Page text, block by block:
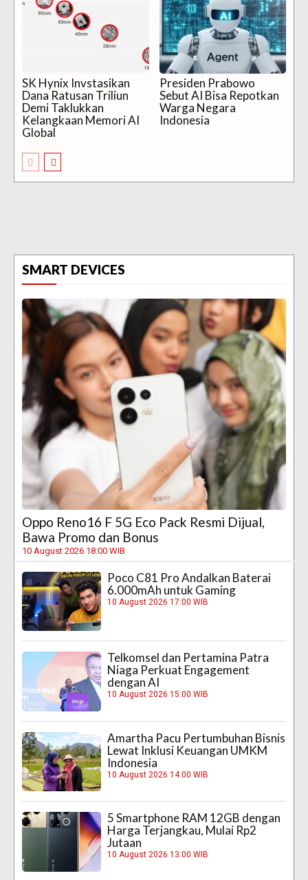
SK Hynix Invstasikan
Dana Ratusan Triliun
Demi Taklukkan
Kelangkaan Memori AI
Global
Presiden Prabowo
Sebut AI Bisa Repotkan
Warga Negara
Indonesia
SMART DEVICES
Oppo Reno16 F 5G Eco Pack Resmi Dijual,
Bawa Promo dan Bonus
10 August 2026 18:00 WIB
Poco C81 Pro Andalkan Baterai
6.000mAh untuk Gaming
10 August 2026 17:00 WIB
Telkomsel dan Pertamina Patra
Niaga Perkuat Engagement
dengan AI
10 August 2026 15:00 WIB
Amartha Pacu Pertumbuhan Bisnis
Lewat Inklusi Keuangan UMKM
Indonesia
10 August 2026 14:00 WIB
5 Smartphone RAM 12GB dengan
Harga Terjangkau, Mulai Rp2
Jutaan
10 August 2026 13:00 WIB